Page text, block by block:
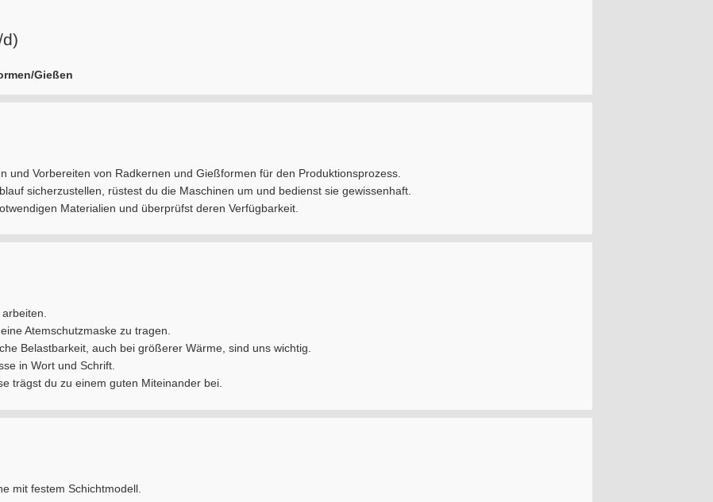
Gießen
und Vorbereiten von Radkernen und Gießformen für den Produktionsprozess.
sicherzustellen, rüstest du die Maschinen um und bedienst sie gewissenhaft.
Materialien und überprüfst deren Verfügbarkeit.
Atemschutzmaske zu tragen.
Belastbarkeit, auch bei größerer Wärme, sind uns wichtig.
in Wort und Schrift.
trägst du zu einem guten Miteinander bei.
mit festem Schichtmodell.